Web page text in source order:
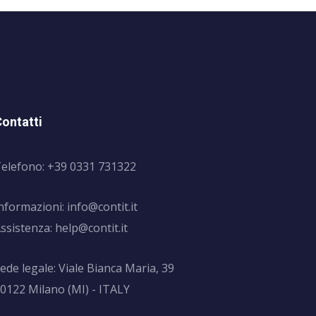
+39 0331 731322
info@contit.it
help@contit.it
legale: Viale Bianca Maria, 39
Milano (MI) - ITALY